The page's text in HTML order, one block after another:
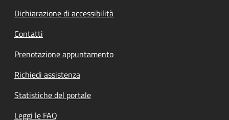
Dichiarazione di accessibilità
Contatti
Prenotazione appuntamento
Richiedi assistenza
Statistiche del portale
Leggi le FAQ